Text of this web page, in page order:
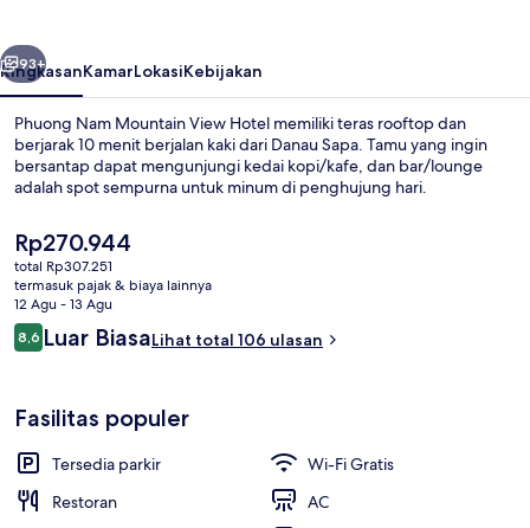
Berikutnya
93+
RingkasanKamarLokasiKebijakan
Phuong Nam Mountain View Hotel memiliki teras rooftop dan
berjarak 10 menit berjalan kaki dari Danau Sapa. Tamu yang ingin
bersantap dapat mengunjungi kedai kopi/kafe, dan bar/lounge
adalah spot sempurna untuk minum di penghujung hari.
Harga
saat
ini
Rp270.944
Rp270.944
total Rp307.251
termasuk pajak & biaya lainnya
12 Agu - 13 Agu
Ulasan
8,68,6 dari 10
Luar BiasaLihat total 106 ulasan
Fasilitas populer
Tersedia parkir
Wi-Fi Gratis
Restoran
AC